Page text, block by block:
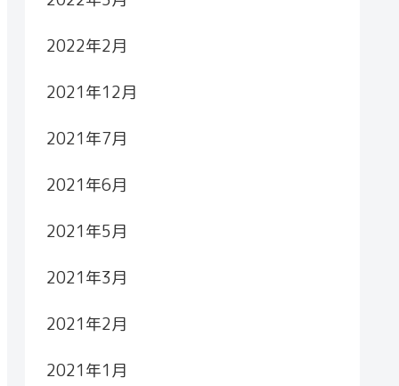
2022年2月
2021年12月
2021年7月
2021年6月
2021年5月
2021年3月
2021年2月
2021年1月